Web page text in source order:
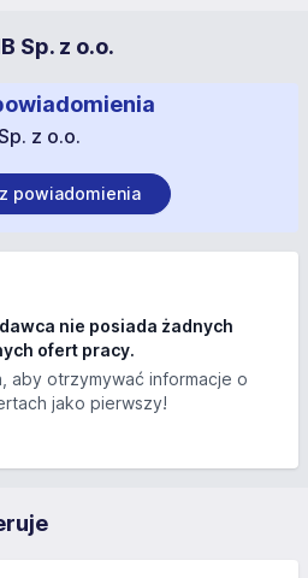
Sp. z o.o.
z o.o.
powiadomienia
nie posiada żadnych
ofert pracy.
aby otrzymywać informacje o
jako pierwszy!